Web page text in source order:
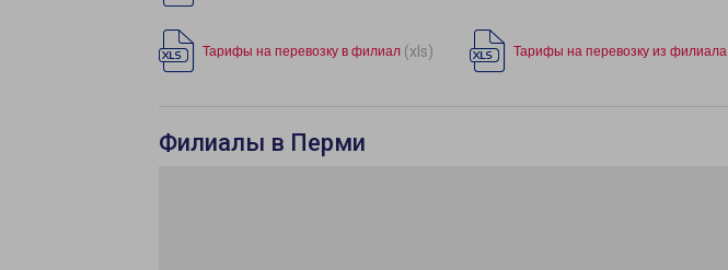
Тарифы на перевозку в филиал (xls) Тарифы на перевозку из филиала
Филиалы в Перми